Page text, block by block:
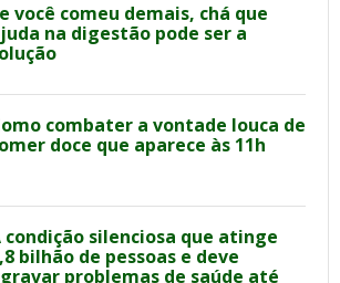
você comeu demais, chá que
na digestão pode ser a
combater a vontade louca de
doce que aparece às 11h
condição silenciosa que atinge
bilhão de pessoas e deve
problemas de saúde até